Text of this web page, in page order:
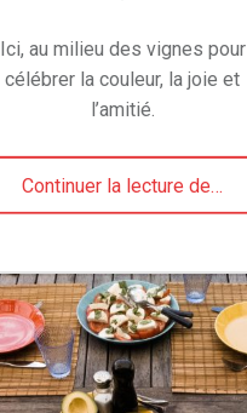
Ici, au milieu des vignes pour
célébrer la couleur, la joie et
l’amitié.
Continuer la lecture de…